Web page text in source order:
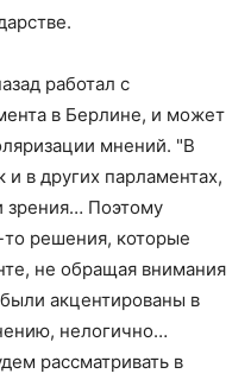
работал с
в Берлине, и может
мнений. "В
в других парламентах,
зрения… Поэтому
решения, которые
не обращая внимания
акцентированы в
нелогично…
рассматривать в